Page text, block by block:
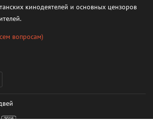
кинодеятелей и основных цензоров
вопросам)